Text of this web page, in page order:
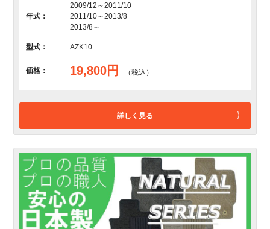
年式：
2009/12～2011/10
2011/10～2013/8
2013/8～
型式： AZK10
価格： 19,800円 （税込）
詳しく見る